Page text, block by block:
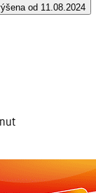
od 11.08.2024